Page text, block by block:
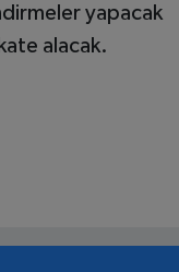
yapacak
alacak.